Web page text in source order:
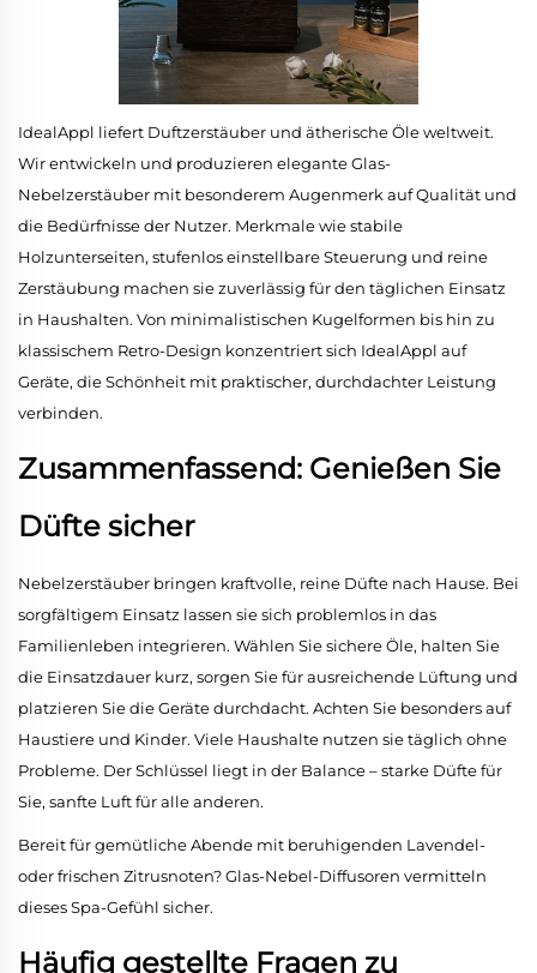
IdealAppl liefert Duftzerstäuber und ätherische Öle weltweit.
Wir entwickeln und produzieren elegante Glas-
Nebelzerstäuber mit besonderem Augenmerk auf Qualität und
die Bedürfnisse der Nutzer. Merkmale wie stabile
Holzunterseiten, stufenlos einstellbare Steuerung und reine
Zerstäubung machen sie zuverlässig für den täglichen Einsatz
in Haushalten. Von minimalistischen Kugelformen bis hin zu
klassischem Retro-Design konzentriert sich IdealAppl auf
Geräte, die Schönheit mit praktischer, durchdachter Leistung
verbinden.
Zusammenfassend: Genießen Sie
Düfte sicher
Nebelzerstäuber bringen kraftvolle, reine Düfte nach Hause. Bei
sorgfältigem Einsatz lassen sie sich problemlos in das
Familienleben integrieren. Wählen Sie sichere Öle, halten Sie
die Einsatzdauer kurz, sorgen Sie für ausreichende Lüftung und
platzieren Sie die Geräte durchdacht. Achten Sie besonders auf
Haustiere und Kinder. Viele Haushalte nutzen sie täglich ohne
Probleme. Der Schlüssel liegt in der Balance – starke Düfte für
Sie, sanfte Luft für alle anderen.
Bereit für gemütliche Abende mit beruhigenden Lavendel-
oder frischen Zitrusnoten? Glas-Nebel-Diffusoren vermitteln
dieses Spa-Gefühl sicher.
Häufig gestellte Fragen zu